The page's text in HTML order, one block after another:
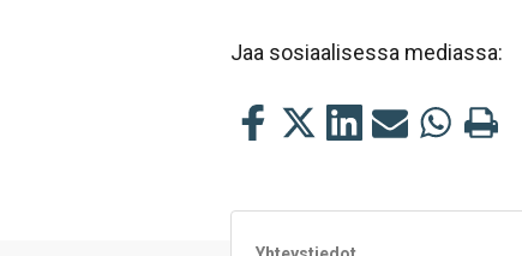
Jaa sosiaalisessa mediassa:
Jaa
Jaa
Jaa Jaa Jaa Tulosta